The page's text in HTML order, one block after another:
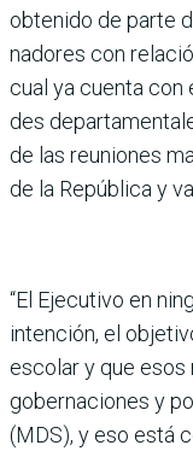
obtenido de parte
nadores con
cual ya cuenta
des
de las reuniones
de la República y
“El Ejecutivo en
intención, el
escolar y que esos
gobernaciones y
(MDS), y eso está